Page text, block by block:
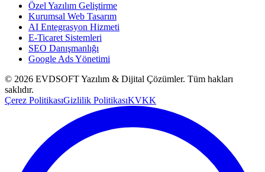
Özel Yazılım Geliştirme
Kurumsal Web Tasarım
AI Entegrasyon Hizmeti
E-Ticaret Sistemleri
SEO Danışmanlığı
Google Ads Yönetimi
© 2026 EVDSOFT Yazılım & Dijital Çözümler. Tüm hakları
saklıdır.
Çerez PolitikasıGizlilik PolitikasıKVKK